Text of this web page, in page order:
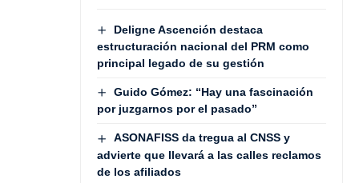
Deligne Ascención destaca
estructuración nacional del PRM como
principal legado de su gestión
Guido Gómez: “Hay una fascinación
por juzgarnos por el pasado”
ASONAFISS da tregua al CNSS y
advierte que llevará a las calles reclamos
de los afiliados